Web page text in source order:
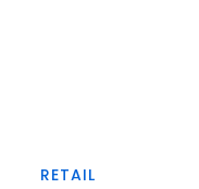
RETAIL